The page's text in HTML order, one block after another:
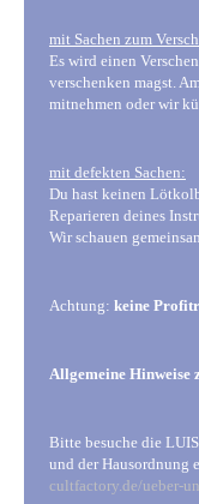
mit Sachen zum
Es wird einen
verschenken magst.
mitnehmen oder wir
mit defekten Sachen:
Du hast keinen
Reparieren deines
Wir schauen
Achtung: keine
Allgemeine Hinweise
Bitte besuche die
und der Hausordnung
cultfactory.de/ueber-